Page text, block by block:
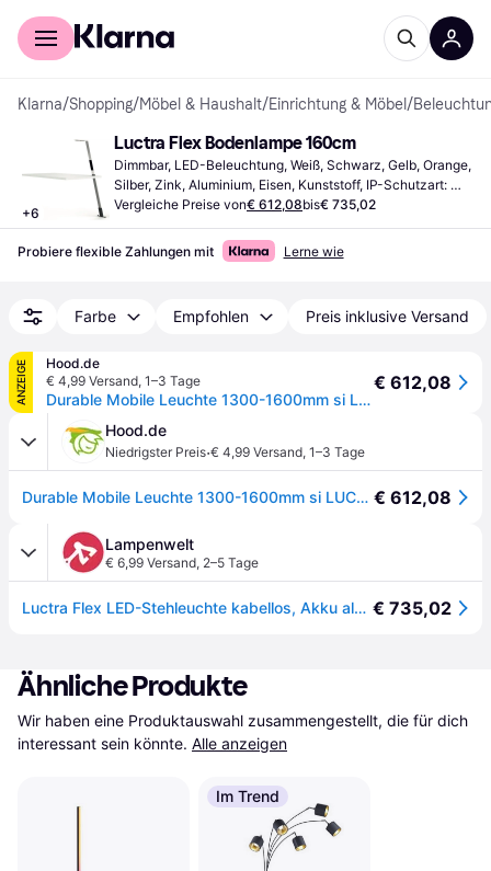
Für Shopper
Klarna/Shopping/Möbel & Haushalt/Einrichtung & Möbel /
+6
Luctra Flex Bodenlampe 160cm
Dimmbar, LED-Beleuchtung, Weiß, Schwarz, Gelb, Orange,
Silber, Zink, Aluminium, Eisen, Kunststoff, IP-Schutzart:
IP20
Vergleiche Preise von€ 612,08bis€ 735,02
Probiere flexible Zahlungen mit Lerne wie
Farbe Empfohlen Preis inklusive Versand
ANZEIGE
Hood.de
€ 4,99 Versand, 1–3 Tage
Durable Mobile Leuchte 1300-1600mm si LUCTRA FLEX mit Akku
€ 612,08
Hood.de
Niedrigster Preis·€ 4,99 Versand, 1–3 Tage
Durable Mobile Leuchte 1300-1600mm si LUCTRA FLEX mit Akku € 612,08
Lampenwelt
€ 6,99 Versand, 2–5 Tage
Luctra Flex LED-Stehleuchte kabellos, Akku alu - aluminium € 735,02
Ähnliche Produkte
Wir haben eine Produktauswahl zusammengestellt, die für dich
interessant sein könnte. Alle anzeigen
Im Trend